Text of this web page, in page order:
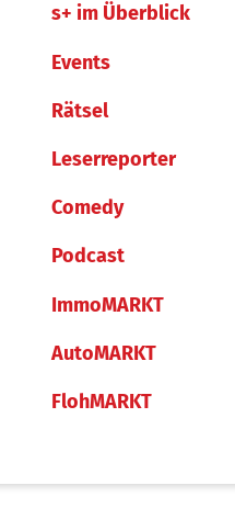
s+ im Überblick
Events
Rätsel
Leserreporter
Comedy
Podcast
ImmoMARKT
AutoMARKT
FlohMARKT